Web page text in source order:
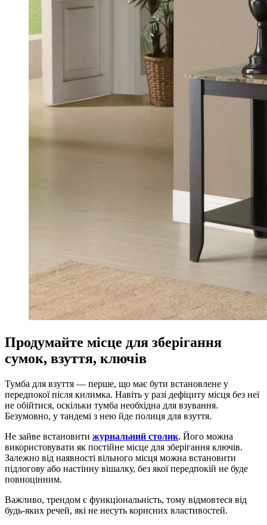
Продумайте місце для зберігання
сумок, взуття, ключів
Тумба для взуття — перше, що має бути встановлене у
передпокої після килимка. Навіть у разі дефіциту місця без неї
не обійтися, оскільки тумба необхідна для взування.
Безумовно, у тандемі з нею йде полиця для взуття.
Не зайве встановити журнальний столик. Його можна
використовувати як постійне місце для зберігання ключів.
Залежно від наявності вільного місця можна встановити
підлогову або настінну вішалку, без якої передпокій не буде
повноцінним.
Важливо, трендом є функціональність, тому відмовтеся від
будь-яких речей, які не несуть корисних властивостей.